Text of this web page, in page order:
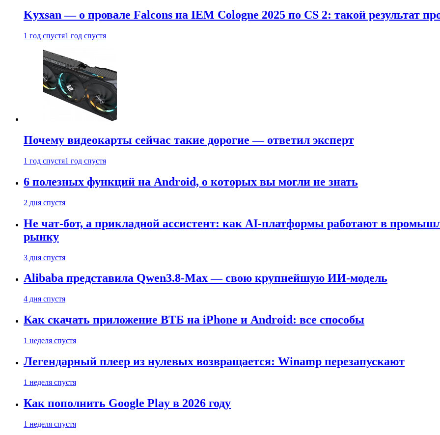
Kyxsan — о провале Falcons на IEM Cologne 2025 по CS 2: такой результат
1 год спустя1 год спустя
Почему видеокарты сейчас такие дорогие — ответил эксперт
1 год спустя1 год спустя
6 полезных функций на Android, о которых вы могли не знать
2 дня спустя
Не чат-бот, а прикладной ассистент: как AI-платформы работают в
рынку
3 дня спустя
Alibaba представила Qwen3.8-Max — свою крупнейшую ИИ-модель
4 дня спустя
Как скачать приложение ВТБ на iPhone и Android: все способы
1 неделя спустя
Легендарный плеер из нулевых возвращается: Winamp перезапускают
1 неделя спустя
Как пополнить Google Play в 2026 году
1 неделя спустя